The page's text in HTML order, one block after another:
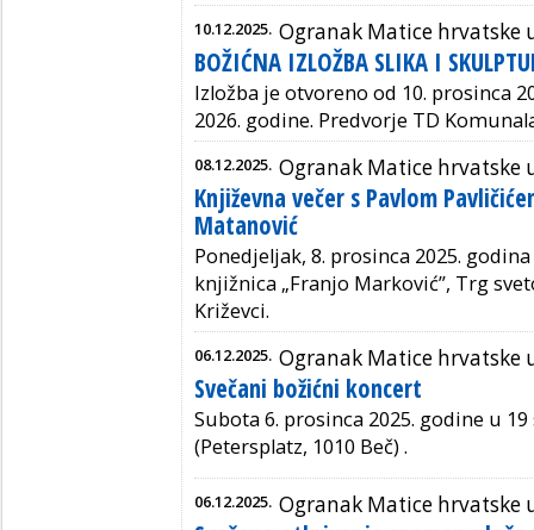
10.12.2025. Ogranak Matice hrvatske
BOŽIĆNA IZLOŽBA SLIKA I
Izložba je otvoreno od 10. prosinca
2026. godine. Predvorje TD
08.12.2025. Ogranak Matice hrvatske
Književna večer s Pavlom
Matanović
Ponedjeljak, 8. prosinca 2025.
knjižnica „Franjo Marković”, Trg
Križevci.
06.12.2025. Ogranak Matice hrvatske
Svečani božićni koncert
Subota 6. prosinca 2025. godine u
(Petersplatz, 1010 Beč) .
06.12.2025. Ogranak Matice hrvatske